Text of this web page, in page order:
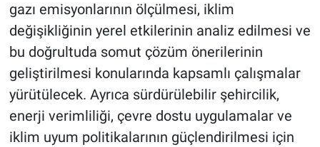
gazı emisyonlarının ölçülmesi, iklim
değişikliğinin yerel etkilerinin analiz edilmesi ve
bu doğrultuda somut çözüm önerilerinin
geliştirilmesi konularında kapsamlı çalışmalar
yürütülecek. Ayrıca sürdürülebilir şehircilik,
enerji verimliliği, çevre dostu uygulamalar ve
iklim uyum politikalarının güçlendirilmesi için